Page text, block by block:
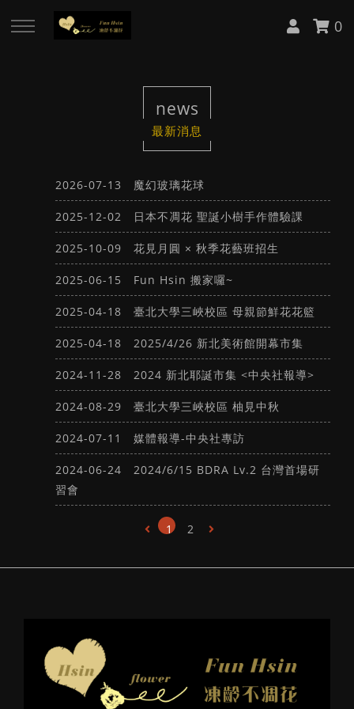
0
服務項目
日本 AUBE 不凋花講師會
韓國 BDRA 花禮物大師 Lv.1 證照
韓國 BDRA 花禮物大師 Lv.2 證照
生活花藝
日本花材
客製花禮
中央社專訪
工商時報轉載
工商時報報導
媽咪拜轉載
news
最新消息
2026-07-13 魔幻玻璃花球
2025-12-02 日本不凋花 聖誕小樹手作體驗課
2025-10-09 花見月圓 × 秋季花藝班招生
2025-06-15 Fun Hsin 搬家囉~
2025-04-18 臺北大學三峽校區 母親節鮮花花籃
2025-04-18 2025/4/26 新北美術館開幕市集
2024-11-28 2024 新北耶誕市集 <中央社報導>
2024-08-29 臺北大學三峽校區 柚見中秋
2024-07-11 媒體報導-中央社專訪
2024-06-24
2024/6/15 BDRA Lv.2 台灣首場研
習會
1 2